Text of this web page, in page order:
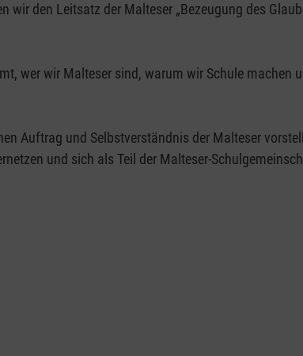
den Leitsatz der Malteser „Bezeugung des
wer wir Malteser sind, warum wir Schule machen
und sich als Teil der Malteser-